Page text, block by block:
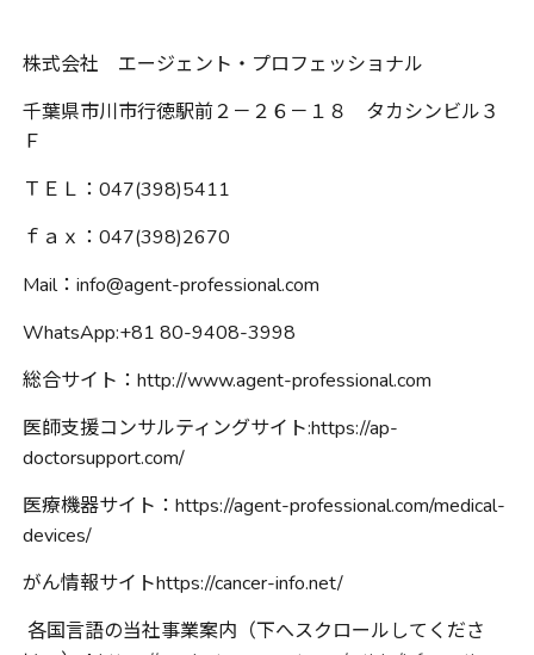
株式会社 エージェント・プロフェッショナル
千葉県市川市行徳駅前２－２６－１８ タカシンビル３
Ｆ
ＴＥＬ： 047(398)5411
ｆａｘ： 047(398)2670
Mail： info@agent-professional.com
WhatsApp:+81 80-9408-3998
総合サイト： http://www.agent-professional.com
医師支援コンサルティングサイト:https://ap-
doctorsupport.com/
医療機器サイト： https://agent-professional.com/medical-
devices/
がん情報サイトhttps://cancer-info.net/
各国言語の当社事業案内（下へスクロールしてくださ